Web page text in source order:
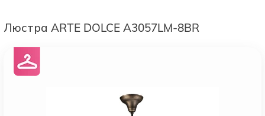
Люстра ARTE DOLCE A3057LM-8BR